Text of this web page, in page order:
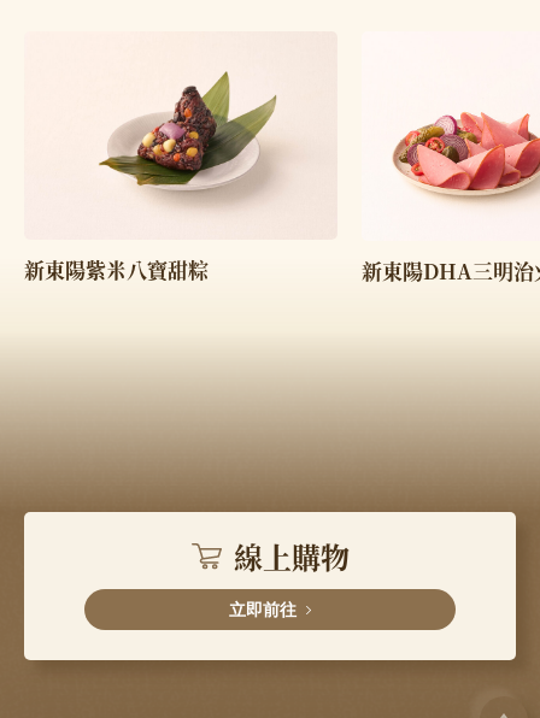
新東陽紫米八寶甜粽 新東陽DHA三明治
線上購物
立即前往